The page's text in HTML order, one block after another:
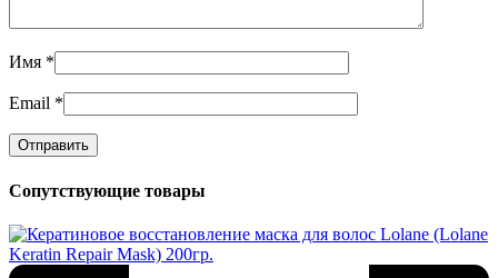
Имя *
Email *
Сопутствующие товары